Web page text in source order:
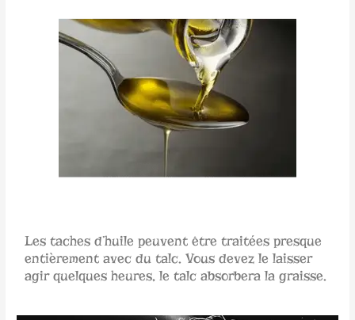
Les taches d’huile peuvent être traitées presque
entièrement avec du talc. Vous devez le laisser
agir quelques heures, le talc absorbera la graisse.